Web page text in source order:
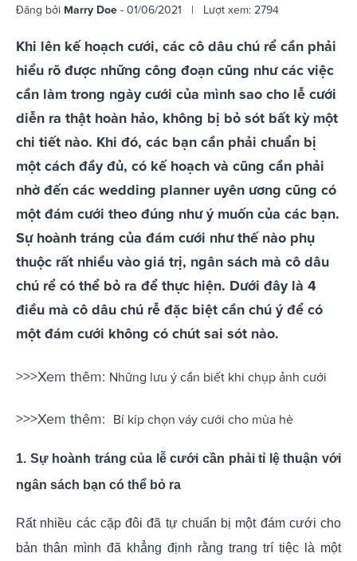
Đăng bởi Marry Doe - 01/06/2021 | Lượt xem: 2794
Khi lên kế hoạch cưới, các cô dâu chú rể cần phải
hiểu rõ được những công đoạn cũng như các việc
cần làm trong ngày cưới của mình sao cho lễ cưới
diễn ra thật hoàn hảo, không bị bỏ sót bất kỳ một
chi tiết nào. Khi đó, các bạn cần phải chuẩn bị
một cách đầy đủ, có kế hoạch và cũng cần phải
nhờ đến các wedding planner uyên ương cũng có
một đám cưới theo đúng như ý muốn của các bạn.
Sự hoành tráng của đám cưới như thế nào phụ
thuộc rất nhiều vào giá trị, ngân sách mà cô dâu
chú rể có thể bỏ ra để thực hiện. Dưới đây là 4
điều mà cô dâu chú rễ đặc biệt cần chú ý để có
một đám cưới không có chút sai sót nào.
>>>Xem thêm: Những lưu ý cần biết khi chụp ảnh cưới
>>>Xem thêm: Bí kíp chọn váy cưới cho mùa hè
1. Sự hoành tráng của lễ cưới cần phải tỉ lệ thuận với
ngân sách bạn có thể bỏ ra
Rất nhiều các cặp đôi đã tự chuẩn bị một đám cưới cho
bản thân mình đã khẳng định rằng trang trí tiệc là một